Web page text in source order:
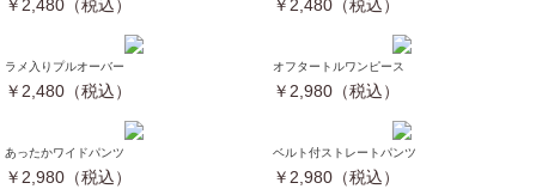
￥2,480（税込） ￥2,480（税込）
ラメ入りプルオーバー
￥2,480（税込）
オフタートルワンピース
￥2,980（税込）
あったかワイドパンツ
￥2,980（税込）
ベルト付ストレートパンツ
￥2,980（税込）